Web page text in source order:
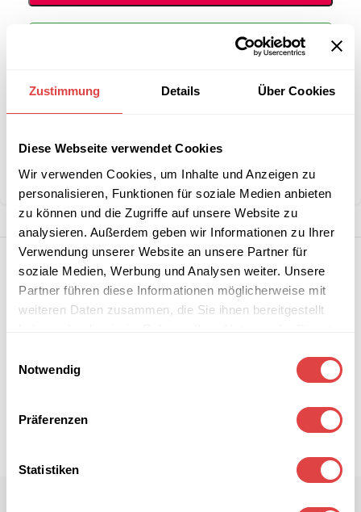
Zustimmung Details Über Cookies
Diese Webseite verwendet Cookies
Wir verwenden Cookies, um Inhalte und Anzeigen zu
personalisieren, Funktionen für soziale Medien anbieten
zu können und die Zugriffe auf unsere Website zu
analysieren. Außerdem geben wir Informationen zu Ihrer
Verwendung unserer Website an unsere Partner für
soziale Medien, Werbung und Analysen weiter. Unsere
Partner führen diese Informationen möglicherweise mit
weiteren Daten zusammen, die Sie ihnen bereitgestellt
Notwendig
Präferenzen
Statistiken
B2B-Angebot
anfordern
Marke:Gastro Uzal
Teilen: